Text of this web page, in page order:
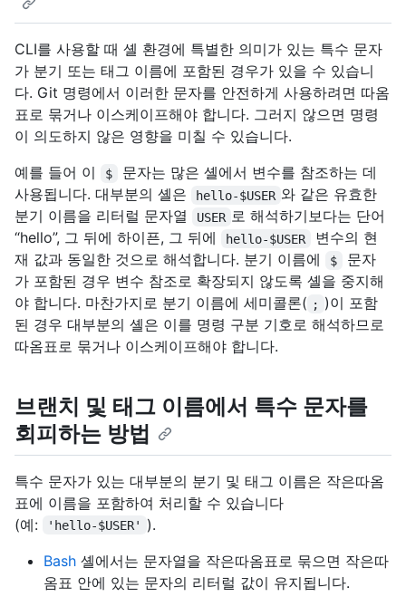
CLI를 사용할 때 셸 환경에 특별한 의미가 있는 특수 문자
가 분기 또는 태그 이름에 포함된 경우가 있을 수 있습니
다. Git 명령에서 이러한 문자를 안전하게 사용하려면 따옴
표로 묶거나 이스케이프해야 합니다. 그러지 않으면 명령
이 의도하지 않은 영향을 미칠 수 있습니다.
예를 들어 이
$
문자는 많은 셸에서 변수를 참조하는 데
사용됩니다. 대부분의 셸은
hello-$USER 와 같은 유효한
분기 이름을 리터럴 문자열
USER 로 해석하기보다는 단어
“hello”, 그 뒤에 하이픈, 그 뒤에
hello-$USER
변수의 현
재 값과 동일한 것으로 해석합니다. 분기 이름에
$
문자
가 포함된 경우 변수 참조로 확장되지 않도록 셸을 중지해
야 합니다. 마찬가지로 분기 이름에 세미콜론( ; )이 포함
된 경우 대부분의 셸은 이를 명령 구분 기호로 해석하므로
따옴표로 묶거나 이스케이프해야 합니다.
브랜치 및 태그 이름에서 특수 문자를
회피하는 방법
특수 문자가 있는 대부분의 분기 및 태그 이름은 작은따옴
표에 이름을 포함하여 처리할 수 있습니다
(예:
'hello-$USER'
).
Bash 셸에서는 문자열을 작은따옴표로 묶으면 작은따
옴표 안에 있는 문자의 리터럴 값이 유지됩니다.